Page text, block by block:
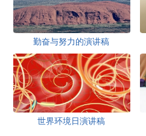
勤奋与努力的演讲稿
世界环境日演讲稿